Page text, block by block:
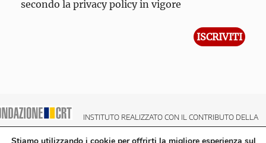
secondo la privacy policy in vigore
INSTITUTO REALIZZATO CON IL CONTRIBUTO DELLA